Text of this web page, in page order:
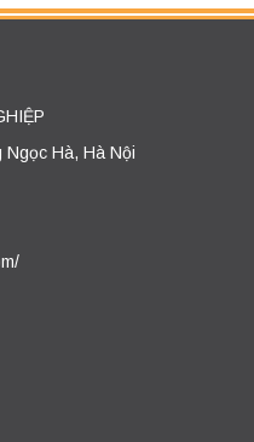
Hà, Hà Nội